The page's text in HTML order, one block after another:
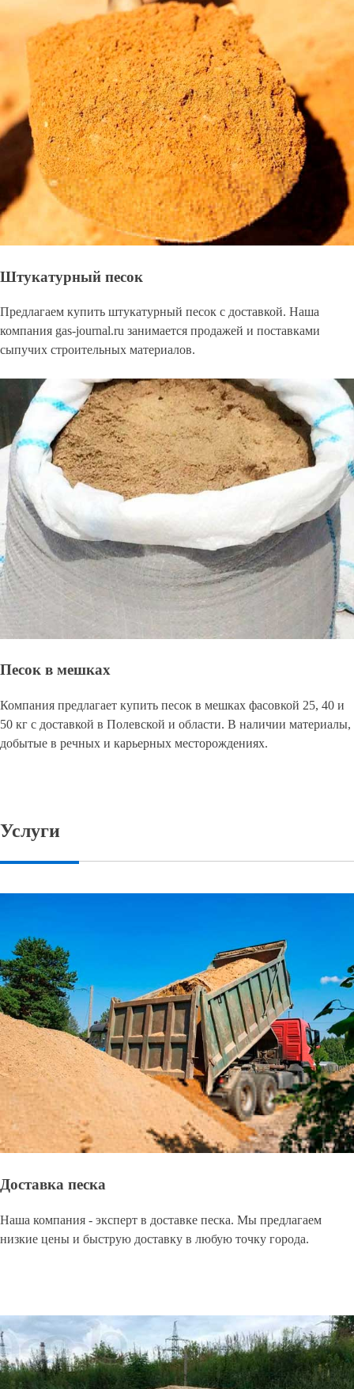
Штукатурный песок
Предлагаем купить штукатурный песок с доставкой. Наша
компания gas-journal.ru занимается продажей и поставками
сыпучих строительных материалов.
Песок в мешках
Компания предлагает купить песок в мешках фасовкой 25, 40 и
50 кг с доставкой в Полевской и области. В наличии материалы,
добытые в речных и карьерных месторождениях.
Услуги
Доставка песка
Наша компания - эксперт в доставке песка. Мы предлагаем
низкие цены и быструю доставку в любую точку города.